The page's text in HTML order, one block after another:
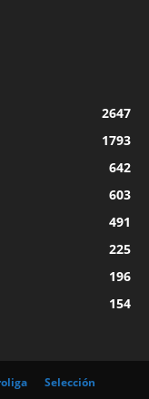
2647
1793
642
603
491
225
196
154
Selección